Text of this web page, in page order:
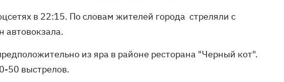
в 22:15. По словам жителей города стреляли с
автовокзала.
из яра в районе ресторана "Черный кот".
50 выстрелов.